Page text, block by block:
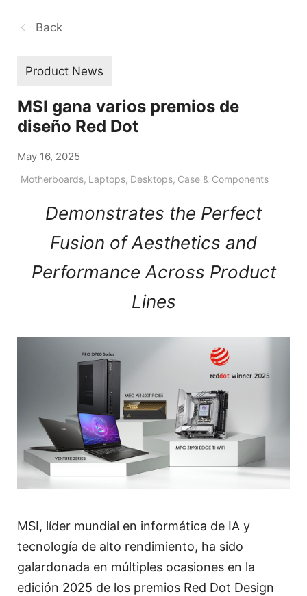
Back
Product News
MSI gana varios premios de
diseño Red Dot
May 16, 2025
Motherboards, Laptops, Desktops, Case & Components
Demonstrates the Perfect
Fusion of Aesthetics and
Performance Across Product
Lines
MSI, líder mundial en informática de IA y
tecnología de alto rendimiento, ha sido
galardonada en múltiples ocasiones en la
edición 2025 de los premios Red Dot Design